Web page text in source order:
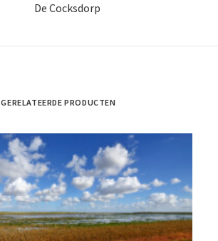
De Cocksdorp
GERELATEERDE PRODUCTEN